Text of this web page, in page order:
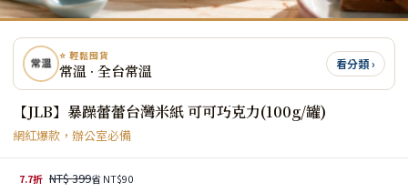
⭐ 輕鬆囤貨
常溫 · 全台常溫 看分類 ›
【JLB】暴躁蕾蕾台灣米紙 可可巧克力(100g/罐)
網紅爆款，辦公室必備
7.7折 NT$ 399省 NT$90